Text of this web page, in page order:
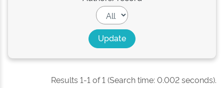
Results 1-1 of 1 (Search time: 0.002 seconds).